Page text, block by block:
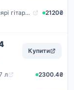
Віскі Jack Daniel's (Джек Деніелс) 0.7 л в футлярі гітари (5099873704790)
2120₴
Купити
л
2300.4₴